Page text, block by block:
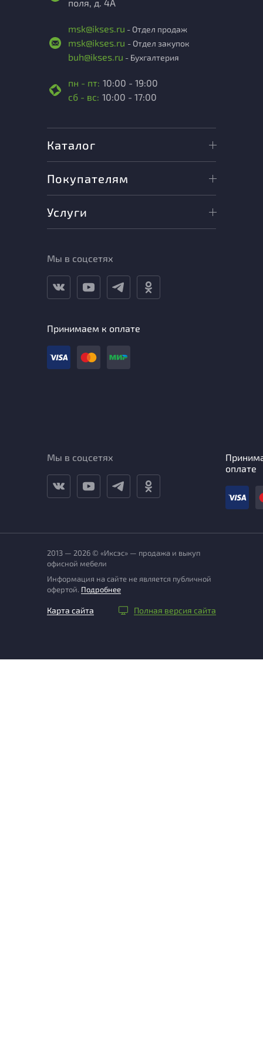
поля, д. 4А
msk@ikses.ru - Отдел продаж
msk@ikses.ru - Отдел закупок
buh@ikses.ru - Бухгалтерия
пн - пт: 10:00 - 19:00
сб - вс: 10:00 - 17:00
Каталог
Покупателям
Услуги
Мы в соцсетях
Принимаем к оплате
Мы в соцсетях
оплате
2013 — 2026 © «Иксэс» — продажа и выкуп
офисной мебели
Информация на сайте не является публичной
офертой. Подробнее
Карта сайта Полная версия сайта